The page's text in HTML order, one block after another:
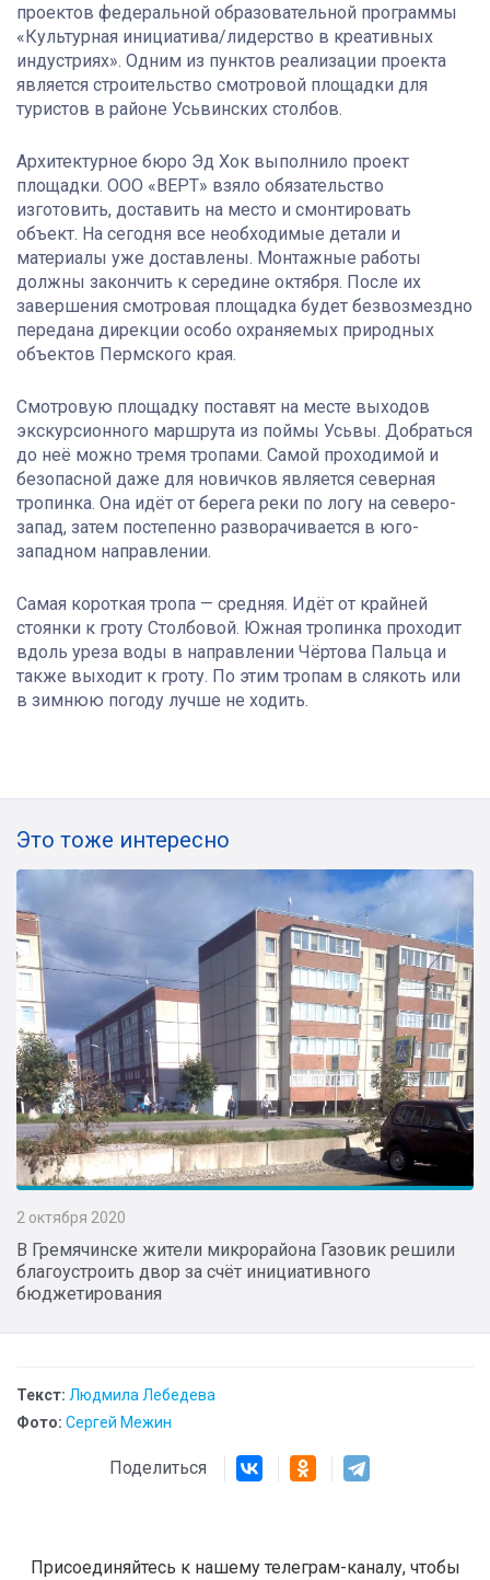
проектов федеральной образовательной программы
«Культурная инициатива/лидерство в креативных
индустриях». Одним из пунктов реализации проекта
является строительство смотровой площадки для
туристов в районе Усьвинских столбов.
Архитектурное бюро Эд Хок выполнило проект
площадки. ООО «ВЕРТ» взяло обязательство
изготовить, доставить на место и смонтировать
объект. На сегодня все необходимые детали и
материалы уже доставлены. Монтажные работы
должны закончить к середине октября. После их
завершения смотровая площадка будет безвозмездно
передана дирекции особо охраняемых природных
объектов Пермского края.
Смотровую площадку поставят на месте выходов
экскурсионного маршрута из поймы Усьвы. Добраться
до неё можно тремя тропами. Самой проходимой и
безопасной даже для новичков является северная
тропинка. Она идёт от берега реки по логу на северо-
запад, затем постепенно разворачивается в юго-
западном направлении.
Самая короткая тропа — средняя. Идёт от крайней
стоянки к гроту Столбовой. Южная тропинка проходит
вдоль уреза воды в направлении Чёртова Пальца и
также выходит к гроту. По этим тропам в слякоть или
в зимнюю погоду лучше не ходить.
Это тоже интересно
2 октября 2020
В Гремячинске жители микрорайона Газовик решили
благоустроить двор за счёт инициативного
бюджетирования
Текст: Людмила Лебедева
Фото: Сергей Межин
Поделиться
Присоединяйтесь к нашему телеграм-каналу, чтобы